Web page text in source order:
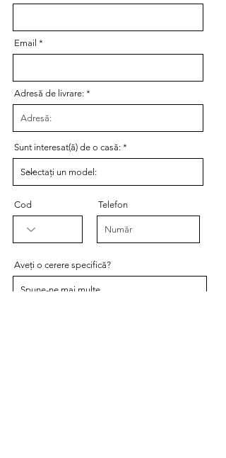
Email
Adresă de livrare:
Sunt interesat(ă) de o casă:
Cod Telefon
Aveți o cerere specifică?